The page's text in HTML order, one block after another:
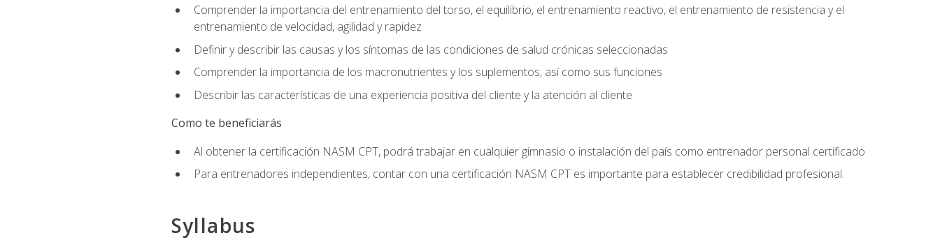
Comprender la importancia del entrenamiento del torso, el equilibrio, el entrenamiento reactivo, el entrenamiento de resistencia y el
entrenamiento de velocidad, agilidad y rapidez
Definir y describir las causas y los síntomas de las condiciones de salud crónicas seleccionadas
Comprender la importancia de los macronutrientes y los suplementos, así como sus funciones
Describir las características de una experiencia positiva del cliente y la atención al cliente
Como te beneficiarás
Al obtener la certificación NASM CPT, podrá trabajar en cualquier gimnasio o instalación del país como entrenador personal certificado
Para entrenadores independientes, contar con una certificación NASM CPT es importante para establecer credibilidad profesional.
Syllabus